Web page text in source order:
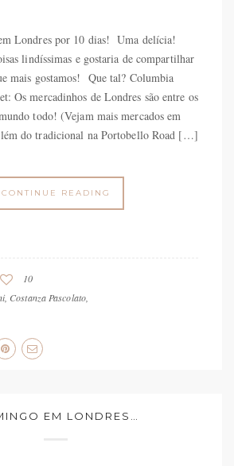
Londres por 10 dias! Uma delícia!
lindíssimas e gostaria de compartilhar
mais gostamos! Que tal? Columbia
Os mercadinhos de Londres são entre os
todo! (Vejam mais mercados em
do tradicional na Portobello Road […]
CONTINUE READING
10
, Costanza Pascolato,
EM LONDRES…